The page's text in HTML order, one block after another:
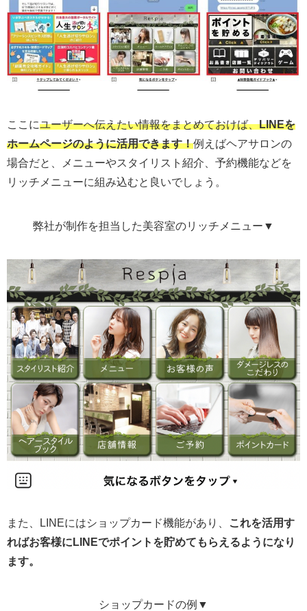
ここにユーザーへ伝えたい情報をまとめておけば、LINEを
ホームページのように活用できます！例えばヘアサロンの
場合だと、メニューやスタイリスト紹介、予約機能などを
リッチメニューに組み込むと良いでしょう。
弊社が制作を担当した美容室のリッチメニュー▼
また、LINEにはショップカード機能があり、
これを活用す
ればお客様にLINEでポイントを貯めてもらえるようになり
ます。
ショップカードの例▼